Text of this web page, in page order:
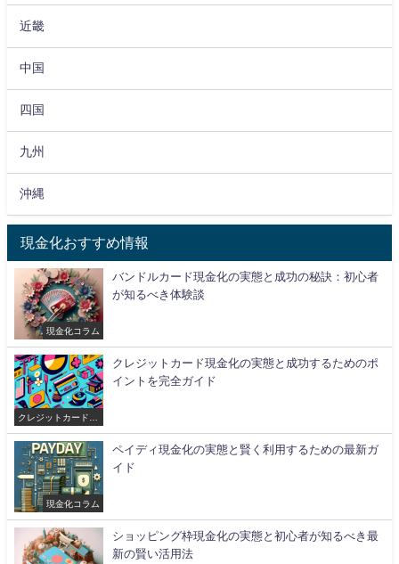
近畿
中国
四国
九州
沖縄
現金化おすすめ情報
現金化コラム
バンドルカード現金化の実態と成功の秘訣：初心者
が知るべき体験談
クレジットカード現
クレジットカード現金化の実態と成功するためのポ
イントを完全ガイド
現金化コラム
ペイディ現金化の実態と賢く利用するための最新ガ
イド
ショッピング枠現金化の実態と初心者が知るべき最
新の賢い活用法